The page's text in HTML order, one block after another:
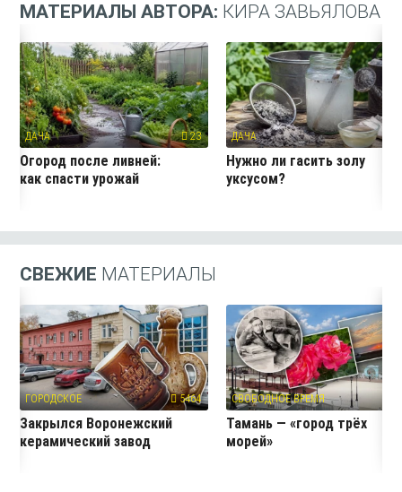
МАТЕРИАЛЫ АВТОРА: КИРА ЗАВЬЯЛОВА
ДАЧА 23
Огород после ливней:
как спасти урожай
ДАЧА
Нужно ли гасить золу
уксусом?
СВЕЖИЕ МАТЕРИАЛЫ
ГОРОДСКОЕ 5464
Закрылся Воронежский
керамический завод
СВОБОДНОЕ ВРЕМЯ
Тамань — «город трёх
морей»